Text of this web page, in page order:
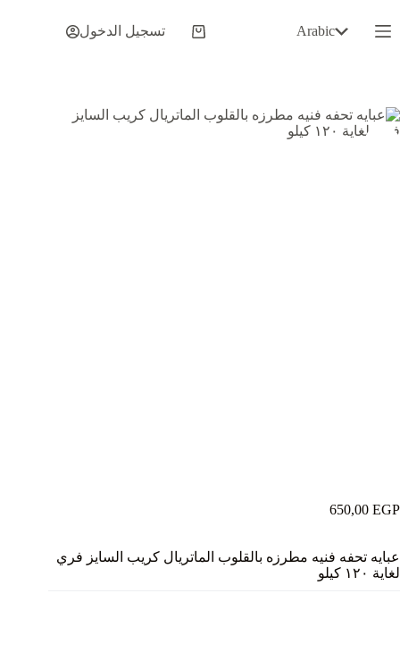
إلى
المحتوى
Arabic
عربة
تسجيل الدخول
650,00 EGP
عبايه تحفه فنيه مطرزه بالقلوب الماتريال كريب السايز فري
لغاية ١٢٠ كيلو